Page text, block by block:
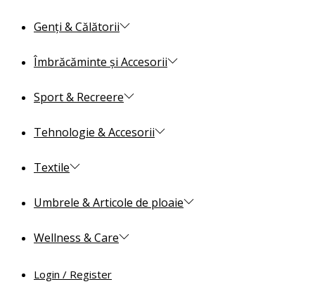
Genți & Călătorii
Îmbrăcăminte și Accesorii
Sport & Recreere
Tehnologie & Accesorii
Textile
Umbrele & Articole de ploaie
Wellness & Care
Login / Register